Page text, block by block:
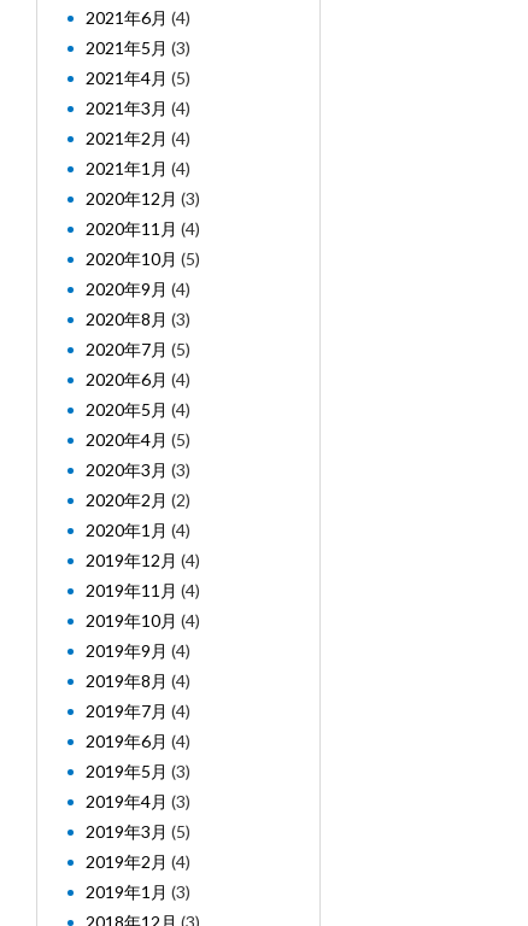
2021年6月 (4)
2021年5月 (3)
2021年4月 (5)
2021年3月 (4)
2021年2月 (4)
2021年1月 (4)
2020年12月 (3)
2020年11月 (4)
2020年10月 (5)
2020年9月 (4)
2020年8月 (3)
2020年7月 (5)
2020年6月 (4)
2020年5月 (4)
2020年4月 (5)
2020年3月 (3)
2020年2月 (2)
2020年1月 (4)
2019年12月 (4)
2019年11月 (4)
2019年10月 (4)
2019年9月 (4)
2019年8月 (4)
2019年7月 (4)
2019年6月 (4)
2019年5月 (3)
2019年4月 (3)
2019年3月 (5)
2019年2月 (4)
2019年1月 (3)
2018年12月 (3)